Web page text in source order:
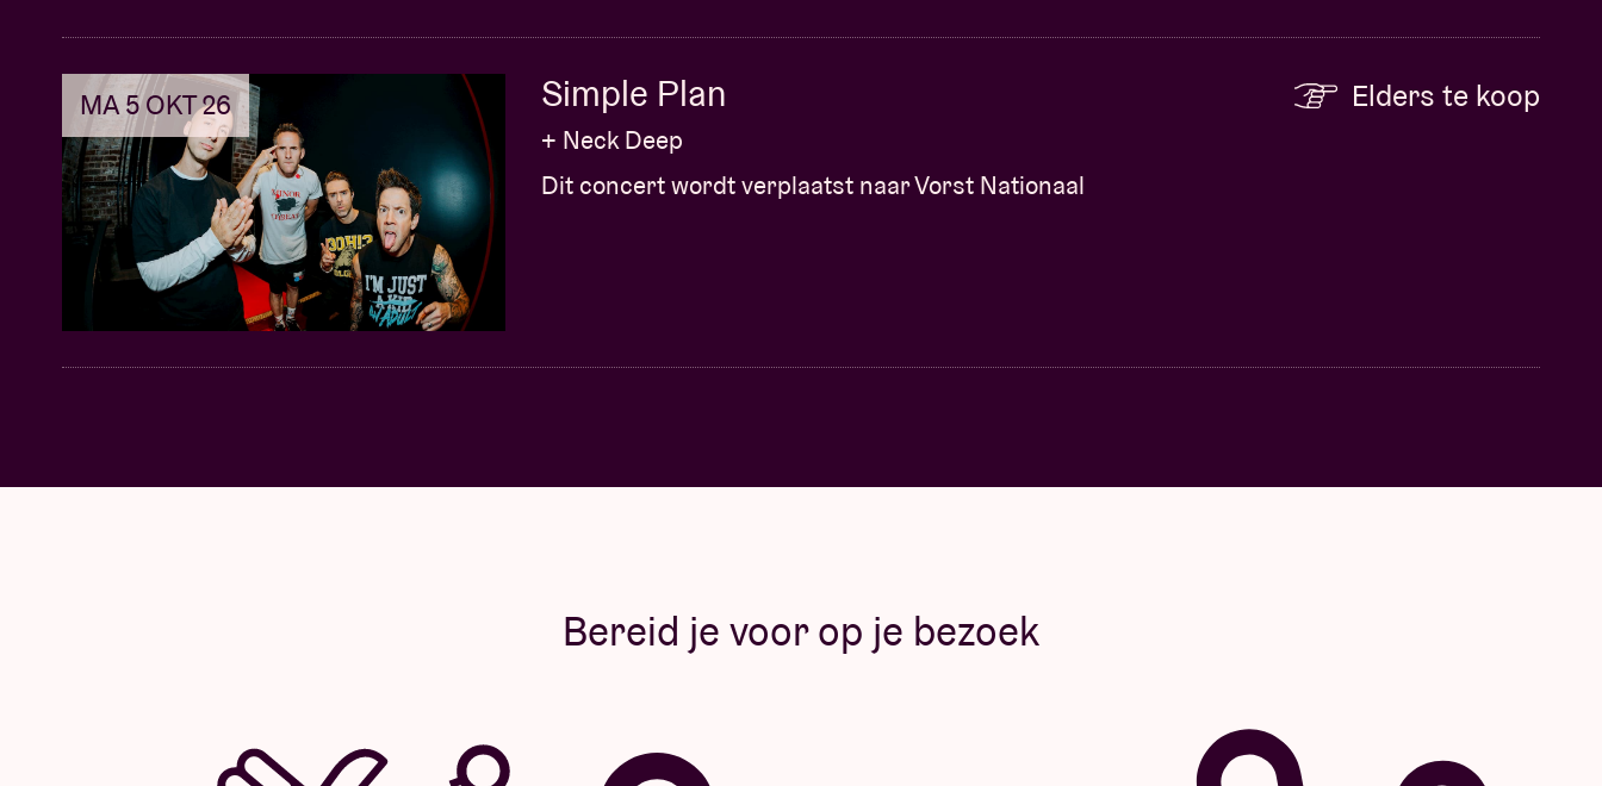
MA 5 OKT 26 Simple Plan
+ Neck Deep
Dit concert wordt verplaatst naar Vorst Nationaal
Elders te koop
Bereid je voor op je bezoek